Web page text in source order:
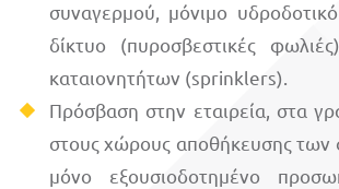
συναγερμού, μόνιμο
δίκτυο (πυροσβεστικές
καταιονητήτων (sprinklers).
Πρόσβαση στην εταιρεία, στα
στους χώρους αποθήκευσης των
μόνο εξουσιοδοτημένο